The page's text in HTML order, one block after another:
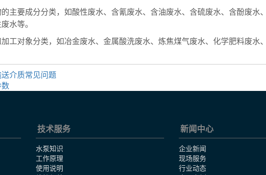
主要成分分类，如酸性废水、含氰废水、含油废水、含硫废水、含酚废
水等。
工对象分类，如冶金废水、金属酸洗废水、炼焦煤气废水、化学肥料废水
介质常见问题
技术服务
水泵知识
工作原理
使用说明
新闻中心
企业新闻
现场服务
行业动态